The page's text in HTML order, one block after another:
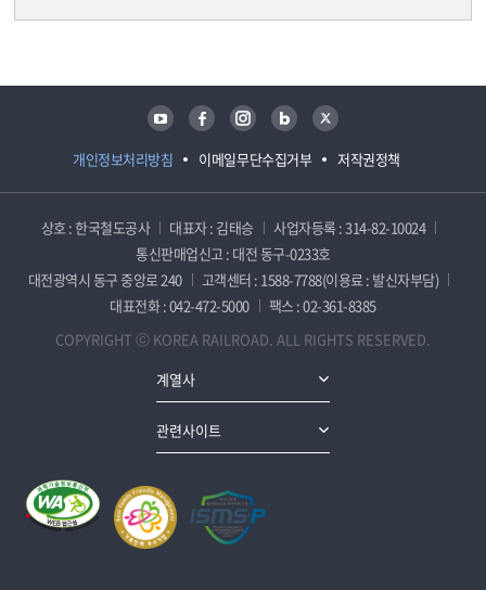
개인정보처리방침 이메일무단수집거부 저작권정책
유튜브 페이스북 인스타그램 블로그 트위터
상호 : 한국철도공사 대표자 : 김태승
사업자등록 : 314-82-10024
통신판매업신고 : 대전 동구-0233호
대전광역시 동구 중앙로 240
고객센터 : 1588-7788(이용료 : 발신자부담)
대표전화 : 042-472-5000
팩스 : 02-361-8385
COPYRIGHT ⓒ KOREA RAILROAD. ALL RIGHTS RESERVED.
계열사
관련사이트